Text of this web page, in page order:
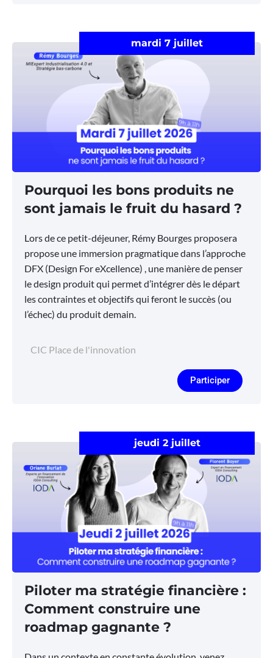
mardi 7 juillet
Pourquoi les bons produits ne
sont jamais le fruit du hasard ?
Lors de ce petit-déjeuner, Rémy Bourges proposera
propose une immersion pragmatique dans l’approche
DFX (Design For eXcellence) , une manière de penser
le design produit qui permet d’intégrer dès le départ
les contraintes et objectifs qui feront le succès (ou
l’échec) du produit demain.
CIC Place de l'innovation
Participer
jeudi 2 juillet
Piloter ma stratégie financière :
Comment construire une
roadmap gagnante ?